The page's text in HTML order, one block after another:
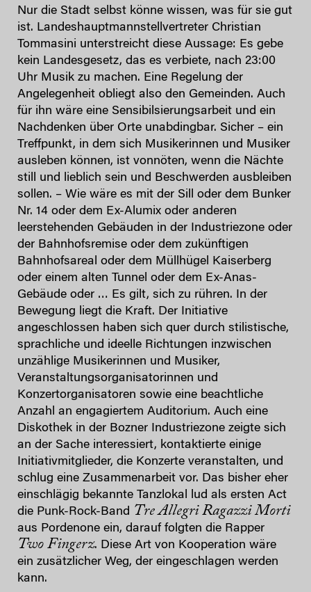
Nur die Stadt selbst könne wissen, was für sie gut
ist. Landeshauptmannstellvertreter Christian
Tommasini unterstreicht diese Aussage: Es gebe
kein Landesgesetz, das es verbiete, nach 23:00
Uhr Musik zu machen. Eine Regelung der
Angelegenheit obliegt also den Gemeinden. Auch
für ihn wäre eine Sensibilsierungsarbeit und ein
Nachdenken über Orte unabdingbar. Sicher – ein
Treffpunkt, in dem sich Musikerinnen und Musiker
ausleben können, ist vonnöten, wenn die Nächte
still und lieblich sein und Beschwerden ausbleiben
sollen. – Wie wäre es mit der Sill oder dem Bunker
Nr. 14 oder dem Ex-Alumix oder anderen
leerstehenden Gebäuden in der Industriezone oder
der Bahnhofsremise oder dem zukünftigen
Bahnhofsareal oder dem Müllhügel Kaiserberg
oder einem alten Tunnel oder dem Ex-Anas-
Gebäude oder … Es gilt, sich zu rühren. In der
Bewegung liegt die Kraft. Der Initiative
angeschlossen haben sich quer durch stilistische,
sprachliche und ideelle Richtungen inzwischen
unzählige Musikerinnen und Musiker,
Veranstaltungsorganisatorinnen und
Konzertorganisatoren sowie eine beachtliche
Anzahl an engagiertem Auditorium. Auch eine
Diskothek in der Bozner Industriezone zeigte sich
an der Sache interessiert, kontaktierte einige
Initiativmitglieder, die Konzerte veranstalten, und
schlug eine Zusammenarbeit vor. Das bisher eher
einschlägig bekannte Tanzlokal lud als ersten Act
die Punk-Rock-Band Tre Allegri Ragazzi Morti
aus Pordenone ein, darauf folgten die Rapper
Two Fingerz. Diese Art von Kooperation wäre
ein zusätzlicher Weg, der eingeschlagen werden
kann.